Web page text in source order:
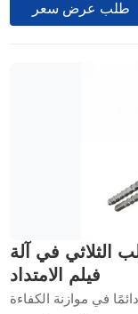
طلب عرض سعر
الثلاثي في آلة
فيلم الامتداد
في موازنة الكفاءة